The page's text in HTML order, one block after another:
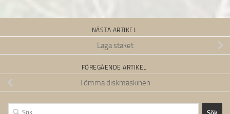
NÄSTA ARTIKEL
Laga staket
FÖREGÅENDE ARTIKEL
Tömma diskmaskinen
Sök